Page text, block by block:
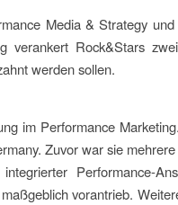
Media & Strategy
verankert Rock&Stars
werden sollen.
im Performance
Zuvor war sie
Performance-
vorantrieb.